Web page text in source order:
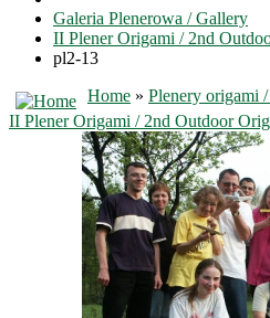
Galeria Plenerowa / Gallery
II Plener Origami / 2nd
pl2-13
Home » Plenery origami
II Plener Origami / 2nd Outdoor